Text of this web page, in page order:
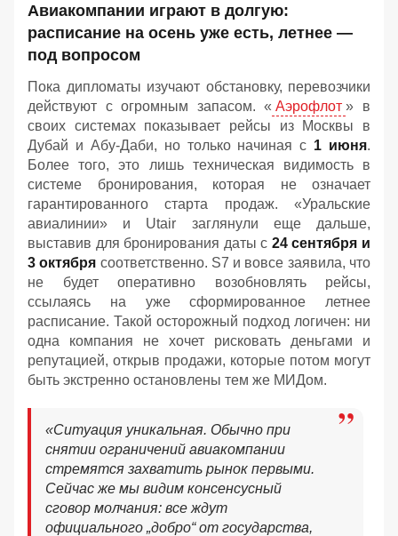
Авиакомпании играют в долгую:
расписание на осень уже есть, летнее —
под вопросом
Пока дипломаты изучают обстановку, перевозчики
действуют с огромным запасом. « Аэрофлот » в
своих системах показывает рейсы из Москвы в
Дубай и Абу-Даби, но только начиная с 1 июня.
Более того, это лишь техническая видимость в
системе бронирования, которая не означает
гарантированного старта продаж. «Уральские
авиалинии» и Utair заглянули еще дальше,
выставив для бронирования даты с 24 сентября и
3 октября соответственно. S7 и вовсе заявила, что
не будет оперативно возобновлять рейсы,
ссылаясь на уже сформированное летнее
расписание. Такой осторожный подход логичен: ни
одна компания не хочет рисковать деньгами и
репутацией, открыв продажи, которые потом могут
быть экстренно остановлены тем же МИДом.
«Ситуация уникальная. Обычно при
снятии ограничений авиакомпании
стремятся захватить рынок первыми.
Сейчас же мы видим консенсусный
сговор молчания: все ждут
официального „добро“ от государства,